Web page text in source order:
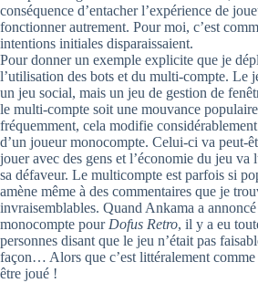
conséquence d’entacher l’expérience de
fonctionner autrement. Pour moi, c’est
intentions initiales disparaissaient.
Pour donner un exemple explicite que je
l’utilisation des bots et du multi-compte. Le
un jeu social, mais un jeu de gestion de
le multi-compte soit une mouvance
fréquemment, cela modifie
d’un joueur monocompte. Celui-ci va peut-
jouer avec des gens et l’économie du jeu va
sa défaveur. Le multicompte est parfois si
amène même à des commentaires que je
invraisemblables. Quand Ankama a
monocompte pour Dofus Retro, il y a eu
personnes disant que le jeu n’était pas
façon… Alors que c’est littéralement comme
être joué !